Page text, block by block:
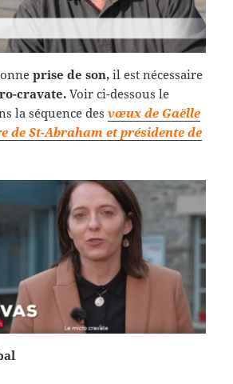
prise de son, il est nécessaire
cravate.Voir ci-dessous le
la séquence desvœux de Gaëlle
de St-Abraham et présidente de